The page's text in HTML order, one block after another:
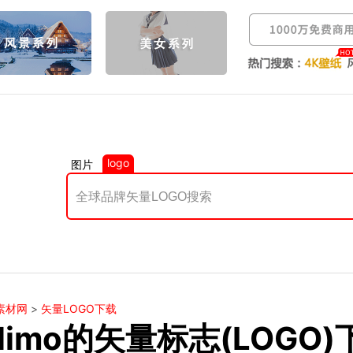
图片 logo
材网 > 矢量LOGO下载
的矢量标志(LOGO)